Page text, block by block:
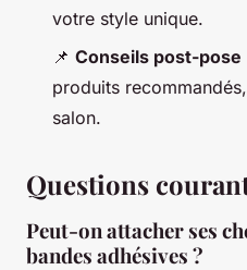
votre style unique.
📌 Conseils post-pose
produits
salon.
Questions
Peut-on attacher ses
bandes adhésives ?